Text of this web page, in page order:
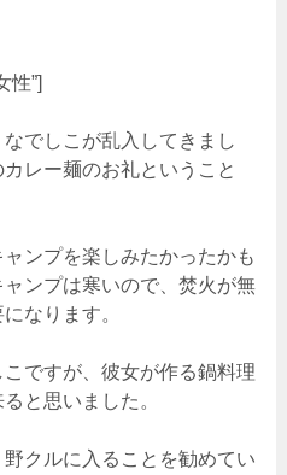
性”]
でしこが乱入してきまし
レー麺のお礼ということ
ンプを楽しみたかったかも
ンプは寒いので、焚火が無
なります。
ですが、彼女が作る鍋料理
と思いました。
クルに入ることを勧めてい